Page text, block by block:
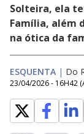
Solteira, ela
Família, além
na ótica da
ESQUENTA | Do
23/04/2026 - 16H42